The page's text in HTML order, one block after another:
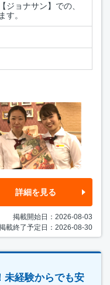
ジョナサン】での、
す。
詳細を見る
掲載開始日：2026-08-03
載終了予定日：2026-08-30
未経験からでも安